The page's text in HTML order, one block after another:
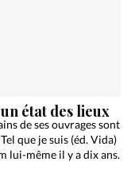
état des lieux
de ses ouvrages sont
que je suis (éd. Vida)
lui-même il y a dix ans.